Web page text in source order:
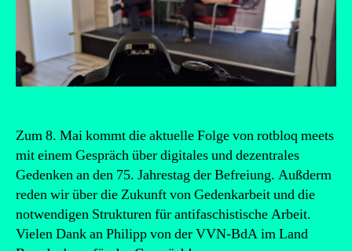
Zum 8. Mai kommt die aktuelle Folge von rotbloq meets
mit einem Gespräch über digitales und dezentrales
Gedenken an den 75. Jahrestag der Befreiung. Außderm
reden wir über die Zukunft von Gedenkarbeit und die
notwendigen Strukturen für antifaschistische Arbeit.
Vielen Dank an Philipp von der VVN-BdA im Land